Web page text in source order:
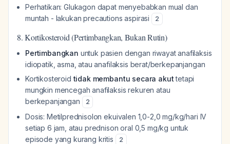
Perhatikan: Glukagon dapat menyebabkan mual dan
muntah - lakukan precautions aspirasi
2
8. Kortikosteroid (Pertimbangkan, Bukan Rutin)
Pertimbangkan untuk pasien dengan riwayat anafilaksis
idiopatik, asma, atau anafilaksis berat/berkepanjangan
Kortikosteroidtidak membantu secara akuttetapi
mungkin mencegah anafilaksis rekuren atau
berkepanjangan
2
Dosis: Metilprednisolon ekuivalen 1,0-2,0 mg/kg/hari IV
setiap 6 jam, atau prednison oral 0,5 mg/kg untuk
episode yang kurang kritis
2